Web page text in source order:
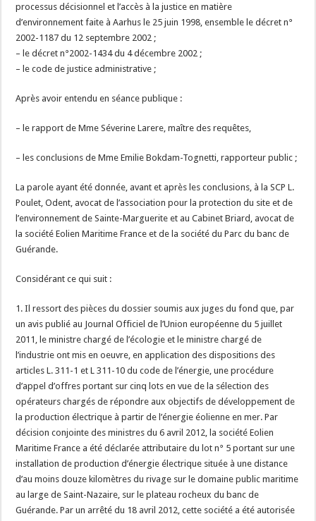
processus décisionnel et l’accès à la justice en matière
d’environnement faite à Aarhus le 25 juin 1998, ensemble le décret n°
2002-1187 du 12 septembre 2002 ;
– le décret n°2002-1434 du 4 décembre 2002 ;
– le code de justice administrative ;
Après avoir entendu en séance publique :
– le rapport de Mme Séverine Larere, maître des requêtes,
– les conclusions de Mme Emilie Bokdam-Tognetti, rapporteur public ;
La parole ayant été donnée, avant et après les conclusions, à la SCP L.
Poulet, Odent, avocat de l’association pour la protection du site et de
l’environnement de Sainte-Marguerite et au Cabinet Briard, avocat de
la société Eolien Maritime France et de la société du Parc du banc de
Guérande.
Considérant ce qui suit :
1. Il ressort des pièces du dossier soumis aux juges du fond que, par
un avis publié au Journal Officiel de l’Union européenne du 5 juillet
2011, le ministre chargé de l’écologie et le ministre chargé de
l’industrie ont mis en oeuvre, en application des dispositions des
articles L. 311-1 et L 311-10 du code de l’énergie, une procédure
d’appel d’offres portant sur cinq lots en vue de la sélection des
opérateurs chargés de répondre aux objectifs de développement de
la production électrique à partir de l’énergie éolienne en mer. Par
décision conjointe des ministres du 6 avril 2012, la société Eolien
Maritime France a été déclarée attributaire du lot n° 5 portant sur une
installation de production d’énergie électrique située à une distance
d’au moins douze kilomètres du rivage sur le domaine public maritime
au large de Saint-Nazaire, sur le plateau rocheux du banc de
Guérande. Par un arrêté du 18 avril 2012, cette société a été autorisée